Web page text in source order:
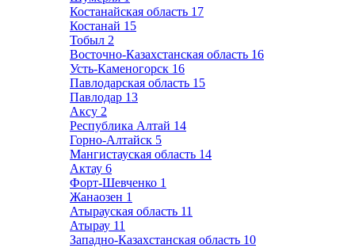
Костанайская область 17
Костанай 15
Тобыл 2
Восточно-Казахстанская область 16
Усть-Каменогорск 16
Павлодарская область 15
Павлодар 13
Аксу 2
Республика Алтай 14
Горно-Алтайск 5
Мангистауская область 14
Актау 6
Форт-Шевченко 1
Жанаозен 1
Атырауская область 11
Атырау 11
Западно-Казахстанская область 10